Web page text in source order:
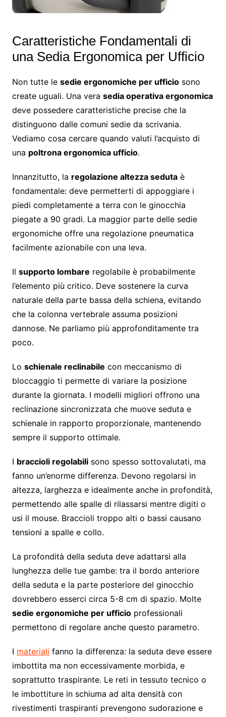
Caratteristiche Fondamentali di
una Sedia Ergonomica per Ufficio
Non tutte le sedie ergonomiche per ufficiosono
create uguali. Una vera sedia operativa ergonomica
deve possedere caratteristiche precise che la
distinguono dalle comuni sedie da scrivania.
Vediamo cosa cercare quando valuti l’acquisto di
una poltrona ergonomica ufficio.
Innanzitutto, la regolazione altezza sedutaè
fondamentale: deve permetterti di appoggiare i
piedi completamente a terra con le ginocchia
piegate a 90 gradi. La maggior parte delle sedie
ergonomiche offre una regolazione pneumatica
facilmente azionabile con una leva.
Il supporto lombare regolabile è probabilmente
l’elemento più critico. Deve sostenere la curva
naturale della parte bassa della schiena, evitando
che la colonna vertebrale assuma posizioni
dannose. Ne parliamo più approfonditamente tra
poco.
Lo schienale reclinabile con meccanismo di
bloccaggio ti permette di variare la posizione
durante la giornata. I modelli migliori offrono una
reclinazione sincronizzata che muove seduta e
schienale in rapporto proporzionale, mantenendo
sempre il supporto ottimale.
I braccioli regolabilisono spesso sottovalutati, ma
fanno un’enorme differenza. Devono regolarsi in
altezza, larghezza e idealmente anche in profondità,
permettendo alle spalle di rilassarsi mentre digiti o
usi il mouse. Braccioli troppo alti o bassi causano
tensioni a spalle e collo.
La profondità della seduta deve adattarsi alla
lunghezza delle tue gambe: tra il bordo anteriore
della seduta e la parte posteriore del ginocchio
dovrebbero esserci circa 5-8 cm di spazio. Molte
sedie ergonomiche per ufficioprofessionali
permettono di regolare anche questo parametro.
I materiali fanno la differenza: la seduta deve essere
imbottita ma non eccessivamente morbida, e
soprattutto traspirante. Le reti in tessuto tecnico o
le imbottiture in schiuma ad alta densità con
rivestimenti traspiranti prevengono sudorazione e